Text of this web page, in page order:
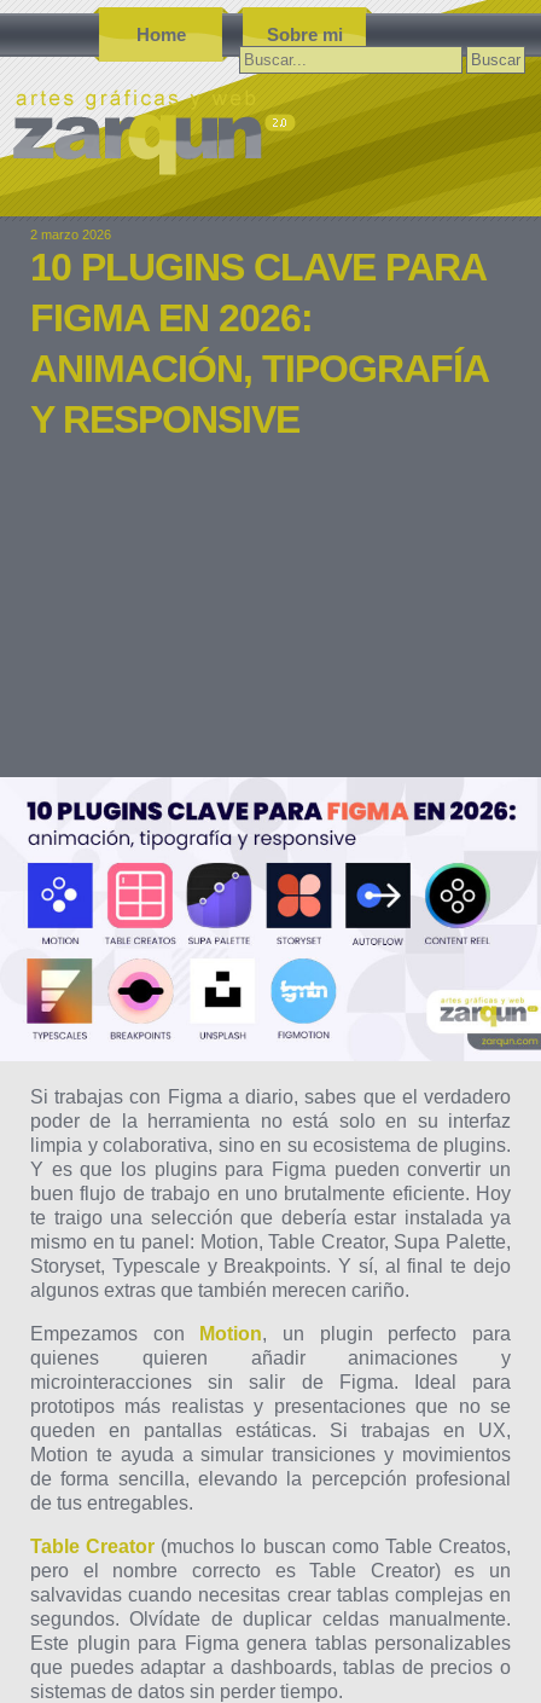
Home Sobre mi
Buscar:
2 marzo 2026
10 PLUGINS CLAVE PARA
FIGMA EN 2026:
ANIMACIÓN, TIPOGRAFÍA
Y RESPONSIVE
Si trabajas con Figma a diario, sabes que el verdadero
poder de la herramienta no está solo en su interfaz
limpia y colaborativa, sino en su ecosistema de plugins.
Y es que los plugins para Figma pueden convertir un
buen flujo de trabajo en uno brutalmente eficiente. Hoy
te traigo una selección que debería estar instalada ya
mismo en tu panel: Motion, Table Creator, Supa Palette,
Storyset, Typescale y Breakpoints. Y sí, al final te dejo
algunos extras que también merecen cariño.
Empezamos con Motion, un plugin perfecto para
quienes quieren añadir animaciones y
microinteracciones sin salir de Figma. Ideal para
prototipos más realistas y presentaciones que no se
queden en pantallas estáticas. Si trabajas en UX,
Motion te ayuda a simular transiciones y movimientos
de forma sencilla, elevando la percepción profesional
de tus entregables.
Table Creator (muchos lo buscan como Table Creatos,
pero el nombre correcto es Table Creator) es un
salvavidas cuando necesitas crear tablas complejas en
segundos. Olvídate de duplicar celdas manualmente.
Este plugin para Figma genera tablas personalizables
que puedes adaptar a dashboards, tablas de precios o
sistemas de datos sin perder tiempo.